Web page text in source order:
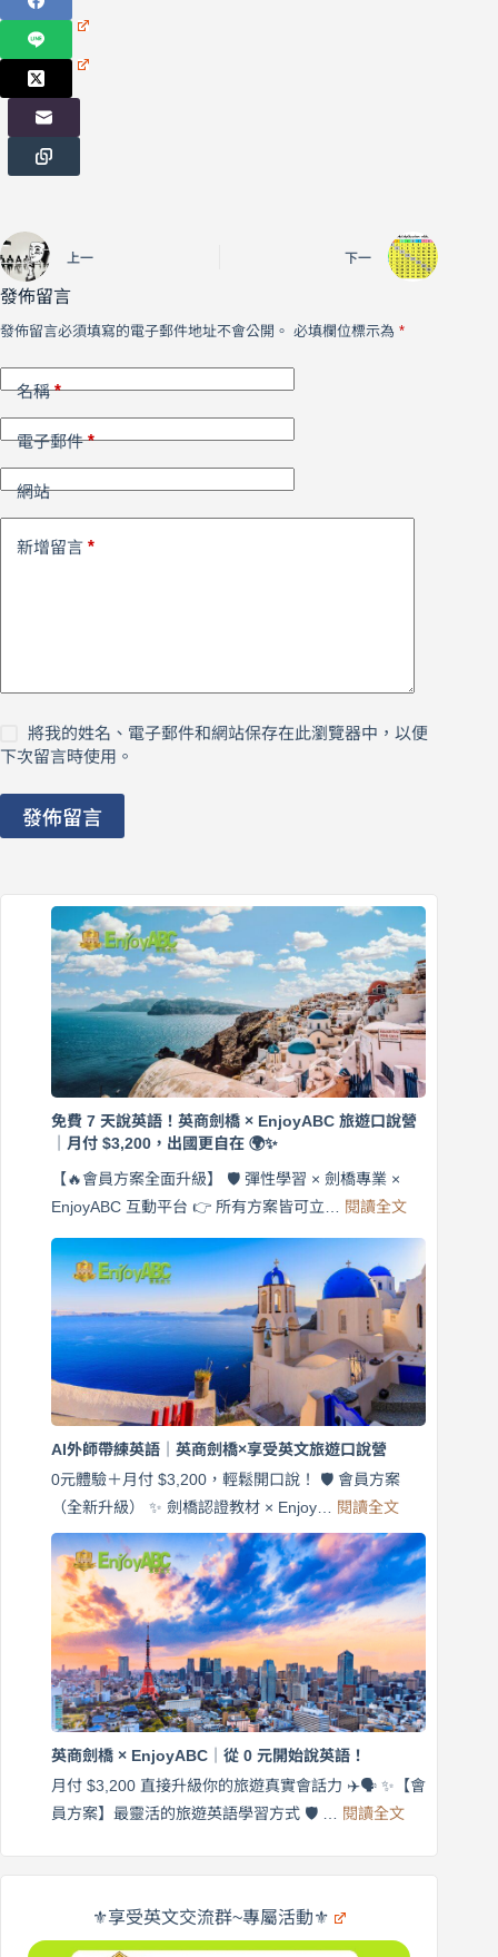
上一 下一
發佈留言
發佈留言必須填寫的電子郵件地址不會公開。 必填欄位標示為 *
名稱*
電子郵件*
網站
新增留言 *
將我的姓名、電子郵件和網站保存在此瀏覽器中，以便
下次留言時使用。
發佈留言
免費 7 天說英語！英商劍橋 × EnjoyABC 旅遊口說營
｜月付 $3,200，出國更自在 🌍✨
【🔥會員方案全面升級】 🛡️ 彈性學習 × 劍橋專業 ×
EnjoyABC 互動平台 👉 所有方案皆可立… 閱讀全文:
天
說
英
語！
英
商
劍
口
說
營
月
$3,200，
出
國
在
AI外師帶練英語｜英商劍橋×享受英文旅遊口說營
0元體驗＋月付 $3,200，輕鬆開口說！ 🛡️ 會員方案
（全新升級） ✨ 劍橋認證教材 × Enjoy… 閱讀全文:
外
師
帶
英
｜
英
商
×
享
口
英商劍橋 × EnjoyABC｜從 0 元開始說英語！
月付 $3,200 直接升級你的旅遊真實會話力 ✈️🗣️ ✨【會
員方案】最靈活的旅遊英語學習方式 🛡️ … 閱讀全文:
商
劍
⚜️享受英文交流群~專屬活動⚜️